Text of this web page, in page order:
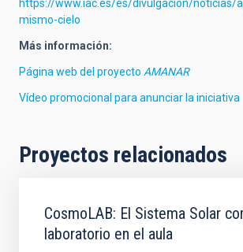
https://www.iac.es/es/divulgacion/noticias/
mismo-cielo
Más información:
Página web del proyecto AMANAR
Vídeo promocional para anunciar la iniciativa
Proyectos relacionados
CosmoLAB: El Sistema Solar
laboratorio en el aula